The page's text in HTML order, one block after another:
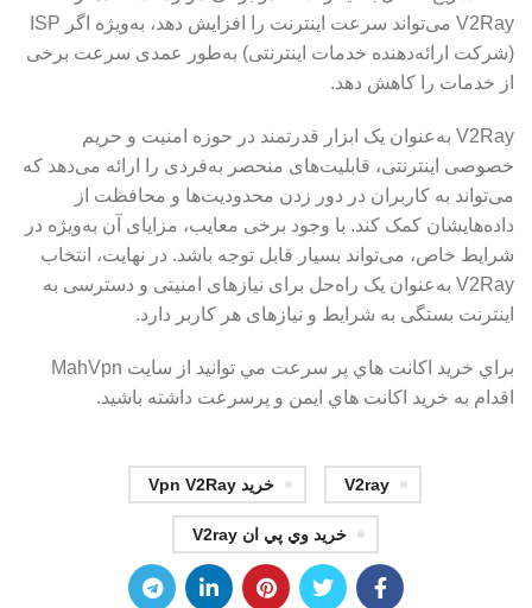
V2Ray می‌تواند سرعت اینترنت را افزایش دهد، به‌ویژه اگر ISP
(شرکت ارائه‌دهنده خدمات اینترنتی) به‌طور عمدی سرعت برخی
از خدمات را کاهش دهد.
V2Ray به‌عنوان یک ابزار قدرتمند در حوزه امنیت و حریم
خصوصی اینترنتی، قابلیت‌های منحصر به‌فردی را ارائه می‌دهد که
می‌تواند به کاربران در دور زدن محدودیت‌ها و محافظت از
داده‌هایشان کمک کند. با وجود برخی معایب، مزایای آن به‌ویژه در
شرایط خاص، می‌تواند بسیار قابل توجه باشد. در نهایت، انتخاب
V2Ray به‌عنوان یک راه‌حل برای نیازهای امنیتی و دسترسی به
اینترنت بستگی به شرایط و نیازهای هر کاربر دارد.
براي خريد اكانت هاي پر سرعت مي توانيد از سايت MahVpn
اقدام به خريد اكانت هاي ايمن و پرسرعت داشته باشيد.
V2ray خريد Vpn V2Ray
خريد وي پي ان V2ray